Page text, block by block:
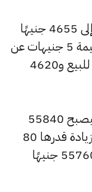
كما سجل سعر عيار 14 ارتفاعًا ليصل إلى 4655 جنيهًا
للبيع و4625 جنيهًا للشراء، مرتفعًا بقيمة 5 جنيهات عن
السعر السابق الذي كان 4645 جنيهًا للبيع و4620
كما شهد سعر الجنيه الذهب ارتفاعًا ليصبح 55840
جنيهًا للبيع و55520 جنيهًا للشراء، بزيادة قدرها 80
جنيهات عن السعر السابق الذي بلغ 55760 جنيهًا